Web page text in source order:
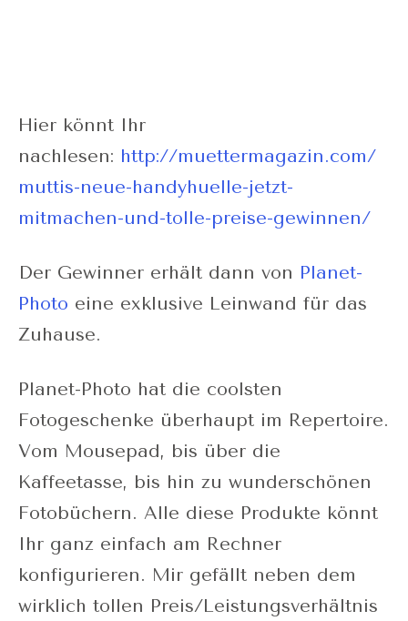
Hier könnt Ihr
nachlesen: http://muettermagazin.com/
muttis-neue-handyhuelle-jetzt-
mitmachen-und-tolle-preise-gewinnen/
Der Gewinner erhält dann von Planet-
Photo eine exklusive Leinwand für das
Zuhause.
Planet-Photo hat die coolsten
Fotogeschenke überhaupt im Repertoire.
Vom Mousepad, bis über die
Kaffeetasse, bis hin zu wunderschönen
Fotobüchern. Alle diese Produkte könnt
Ihr ganz einfach am Rechner
konfigurieren. Mir gefällt neben dem
wirklich tollen Preis/Leistungsverhältnis